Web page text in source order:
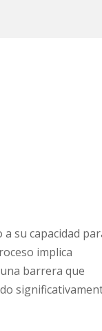
su capacidad
implica
barrera que